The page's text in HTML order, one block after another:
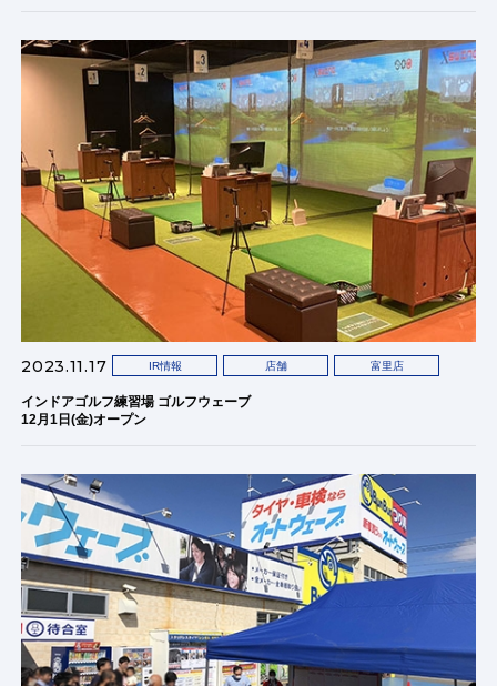
2023.11.17 IR情報 店舗 富里店
インドアゴルフ練習場 ゴルフウェーブ
12月1日(金)オープン